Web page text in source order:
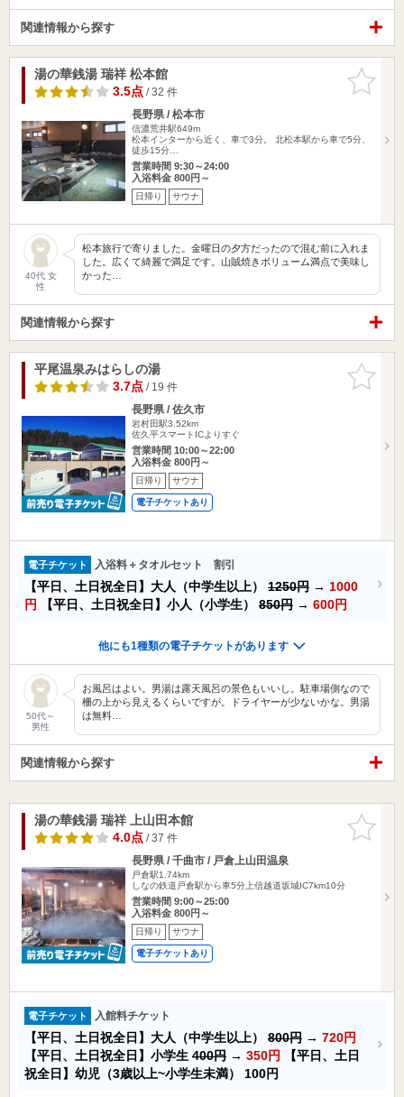
関連情報から探す
お気に入
りに追加
湯の華銭湯 瑞祥 松本館
3.5点/ 32 件
長野県 / 松本市
信濃荒井駅649m
松本インターから近く、車で3分。 北松本駅から車で5分、
徒歩15分…
営業時間 9:30～24:00
入浴料金 800円～
日帰り サウナ
40代 女
性
松本旅行で寄りました。金曜日の夕方だったので混む前に入れま
した。広くて綺麗で満足です。山賊焼きボリューム満点で美味し
かった…
関連情報から探す
お気に入
りに追加
平尾温泉みはらしの湯
3.7点/ 19 件
長野県 / 佐久市
岩村田駅3.52km
佐久平スマートICよりすぐ
営業時間 10:00～22:00
入浴料金 800円～
日帰り サウナ
電子チケットあり
電子チケット 入浴料＋タオルセット 割引
【平日、土日祝全日】大人（中学生以上） 1250円 → 1000
円
【平日、土日祝全日】小人（小学生） 850円 → 600円
他にも1種類の電子チケットがあります
50代～
男性
お風呂はよい。男湯は露天風呂の景色もいいし。駐車場側なので
柵の上から見えるくらいですが。ドライヤーが少ないかな。男湯
は無料…
関連情報から探す
お気に入
りに追加
湯の華銭湯 瑞祥 上山田本館
4.0点/ 37 件
長野県 / 千曲市 / 戸倉上山田温泉
戸倉駅1.74km
しなの鉄道戸倉駅から車5分上信越道坂城IC7km10分
営業時間 9:00～25:00
入浴料金 800円～
日帰り サウナ
電子チケットあり
電子チケット 入館料チケット
【平日、土日祝全日】大人（中学生以上） 800円 → 720円
【平日、土日祝全日】小学生 400円 → 350円
【平日、土日
祝全日】幼児（3歳以上~小学生未満） 100円